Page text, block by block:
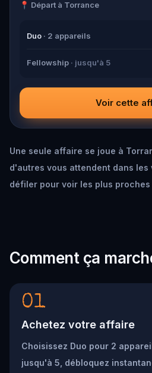
suspects, and expose the real
📍 Départ à Torrance
Duo · 2 appareils
Fellowship · jusqu'à 5
Voir cette
Une seule affaire se joue à
d'autres vous attendent dans les
défiler pour voir les plus proches
Comment ça
01
Achetez votre affaire
Choisissez Duo pour 2
jusqu'à 5, débloquez